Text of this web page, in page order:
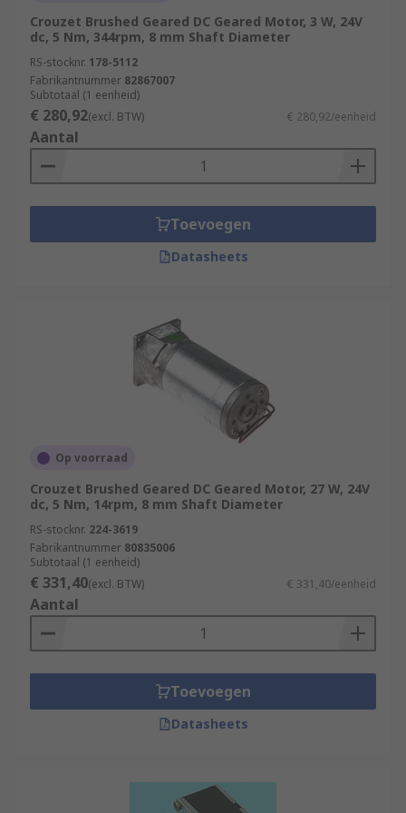
Crouzet Brushed Geared DC Geared Motor, 3 W, 24V
dc, 5 Nm, 344rpm, 8 mm Shaft Diameter
RS-stocknr. 178-5112
Fabrikantnummer 82867007
Subtotaal (1 eenheid)
€ 280,92(excl. BTW) € 280,92/eenheid
Aantal
Toevoegen
Datasheets
Op voorraad
Crouzet Brushed Geared DC Geared Motor, 27 W, 24V
dc, 5 Nm, 14rpm, 8 mm Shaft Diameter
RS-stocknr. 224-3619
Fabrikantnummer 80835006
Subtotaal (1 eenheid)
€ 331,40(excl. BTW) € 331,40/eenheid
Aantal
Toevoegen
Datasheets